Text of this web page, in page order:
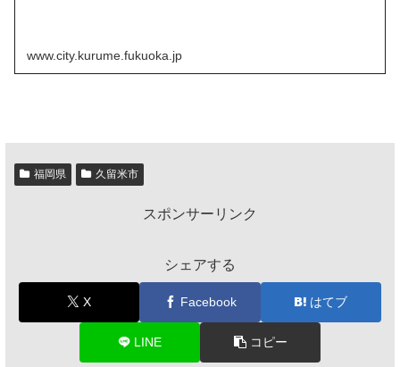
www.city.kurume.fukuoka.jp
福岡県 久留米市
スポンサーリンク
シェアする
X Facebook はてブ
LINE コピー